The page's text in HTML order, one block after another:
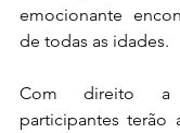
emocionante
de todas as idades.
Com direito a
participantes terão